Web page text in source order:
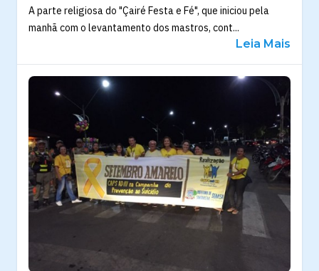
A parte religiosa do "Çairé Festa e Fé", que iniciou pela
manhã com o levantamento dos mastros, cont...
Leia Mais